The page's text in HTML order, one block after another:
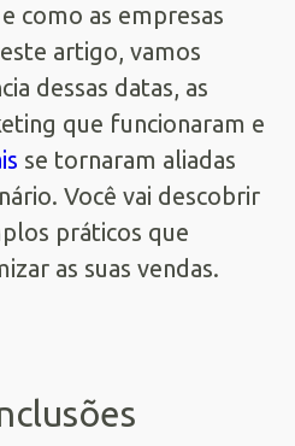
como as empresas
artigo, vamos
dessas datas, as
que funcionaram e
se tornaram aliadas
Você vai descobrir
práticos que
as suas vendas.